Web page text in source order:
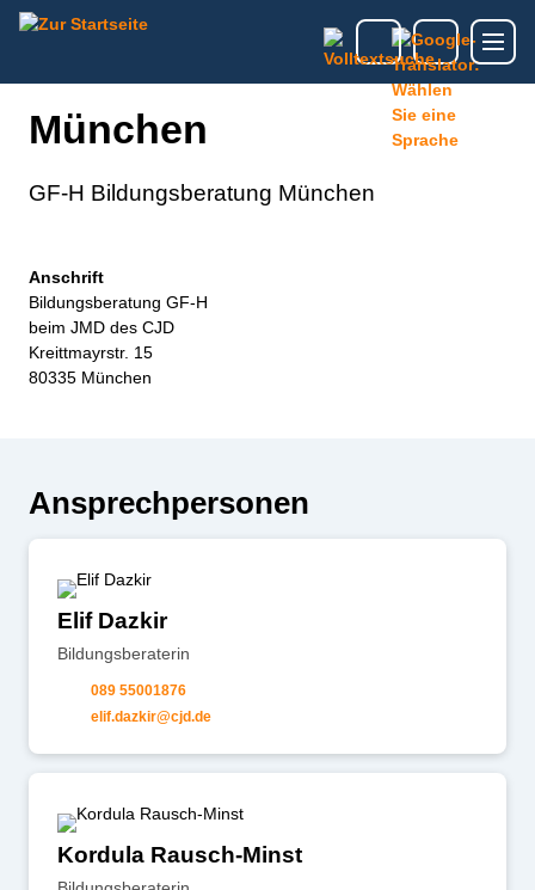
München
GF-H Bildungsberatung München
Anschrift
Bildungsberatung GF-H
beim JMD des CJD
Kreittmayrstr. 15
80335 München
Ansprechpersonen
Elif Dazkir
Bildungsberaterin
089 55001876
f d zk r cjd d
Kordula Rausch-Minst